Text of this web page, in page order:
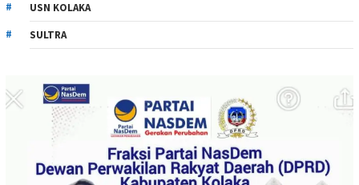
USN KOLAKA
SULTRA